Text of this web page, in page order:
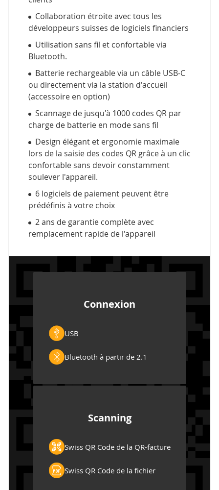
Collaboration étroite avec tous les
développeurs suisses de logiciels financiers
Utilisation sans fil et confortable via
Bluetooth.
Batterie rechargeable via un câble USB-C
ou directement via la station d'accueil
(accessoire en option)
Scannage de jusqu'à 1000 codes QR par
charge de batterie en mode sans fil
Design élégant et ergonomie maximale
lors de la saisie des codes QR grâce à un clic
confortable sans devoir constamment
soulever l'appareil.
6 logiciels de paiement peuvent être
prédéfinis à votre choix
2 ans de garantie complète avec
remplacement rapide de l'appareil
Connexion
USB
Bluetooth à partir de 2.1
Scanning
Swiss QR Code de la QR-facture
Swiss QR Code de la fichier